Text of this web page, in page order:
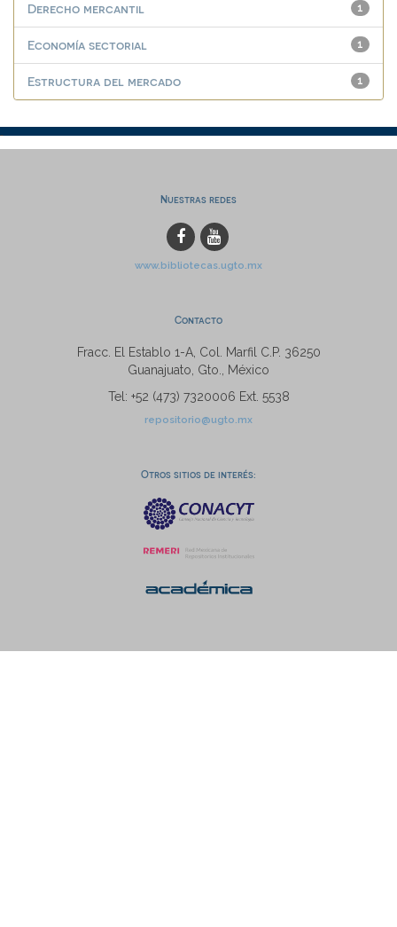
1
Derecho mercantil
1
Economía sectorial
1
Estructura del mercado
Nuestras redes
www.bibliotecas.ugto.mx
Contacto
Fracc. El Establo 1-A, Col. Marfil C.P. 36250
Guanajuato, Gto., México
Tel: +52 (473) 7320006 Ext. 5538
repositorio@ugto.mx
Otros sitios de interés: